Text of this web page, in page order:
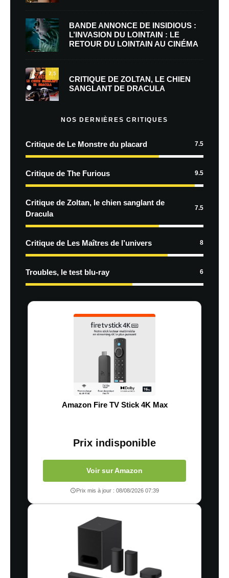
BANDE ANNONCE DE INSIDIOUS :
L’INVASION DU LOINTAIN : LE
RETOUR DU LOINTAIN AU CINÉMA
7.5
CRITIQUE DE ZOLTAN, LE CHIEN
SANGLANT DE DRACULA
NOS DERNIÈRES CRITIQUES
Critique de Le Monstre du placard 7.5
Critique de The Furious 9.5
Critique de Zoltan, le chien sanglant de
Dracula
7.5
Critique de Les Maîtres de l’univers 8
Troubles, le test blu-ray 6
Amazon Fire TV Stick 4K Max
Prix indisponible
Voir sur Amazon
Prix mis à jour : 08/08/2026 07:39